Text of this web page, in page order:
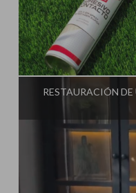
RESTAURACIÓN